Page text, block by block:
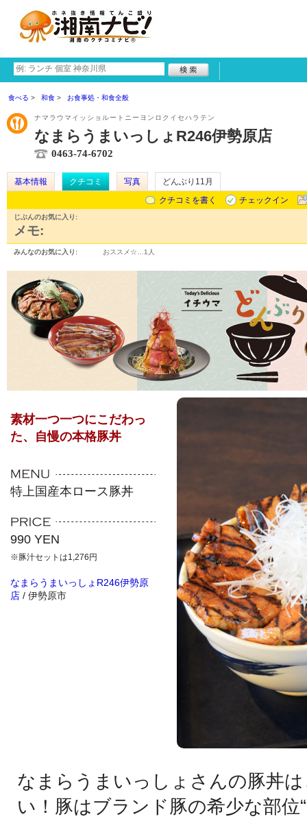
食べる 和食 お食事処・和食全般
ナマラウマイッショルートニーヨンロクイセハラテン
なまらうまいっしょR246伊勢原店
0463-74-6702
基本情報 クチコミ 写真
どんぶり11月
クチコミを書く
チェックイン
じぶんのお気に入り:
メモ:
みんなのお気に入り: おススメ☆… 1人
素材一つ一つにこだわっ
た、自慢の本格豚丼
特上国産本ロース豚丼
990 YEN
※豚汁セットは1,276円
なまらうまいっしょR246伊勢原
店 / 伊勢原市
なまらうまいっしょさんの豚丼
い！豚はブランド豚の希少な部位